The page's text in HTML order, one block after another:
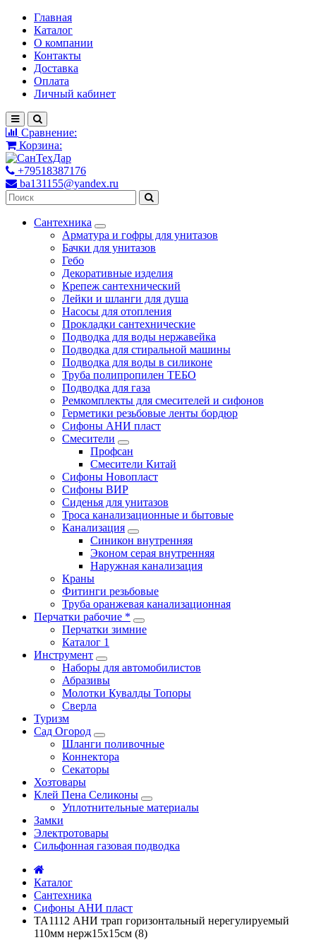
Главная
Каталог
О компании
Контакты
Доставка
Оплата
Личный кабинет
Сравнение:
Корзина:
+79518387176
ba131155@yandex.ru
Сантехника
Арматура и гофры для унитазов
Бачки для унитазов
Гебо
Декоративные изделия
Крепеж сантехнический
Лейки и шланги для душа
Насосы для отопления
Прокладки сантехнические
Подводка для воды нержавейка
Подводка для стиральной машины
Подводка для воды в силиконе
Труба полипропилен ТЕБО
Подводка для газа
Ремкомплекты для смесителей и сифонов
Герметики резьбовые ленты бордюр
Сифоны АНИ пласт
Смесители
Профсан
Смесители Китай
Сифоны Новопласт
Сифоны ВИР
Сиденья для унитазов
Троса канализационные и бытовые
Канализация
Синикон внутренняя
Эконом серая внутренняя
Наружная канализация
Краны
Фитинги резьбовые
Труба оранжевая канализационная
Перчатки рабочие *
Перчатки зимние
Каталог 1
Инструмент
Наборы для автомобилистов
Абразивы
Молотки Кувалды Топоры
Сверла
Туризм
Сад Огород
Шланги поливочные
Коннектора
Секаторы
Хозтовары
Клей Пена Селиконы
Уплотнительные материалы
Замки
Электротовары
Сильфонная газовая подводка
Каталог
Сантехника
Сифоны АНИ пласт
ТА1112 АНИ трап горизонтальный нерегулируемый
110мм нерж15х15см (8)